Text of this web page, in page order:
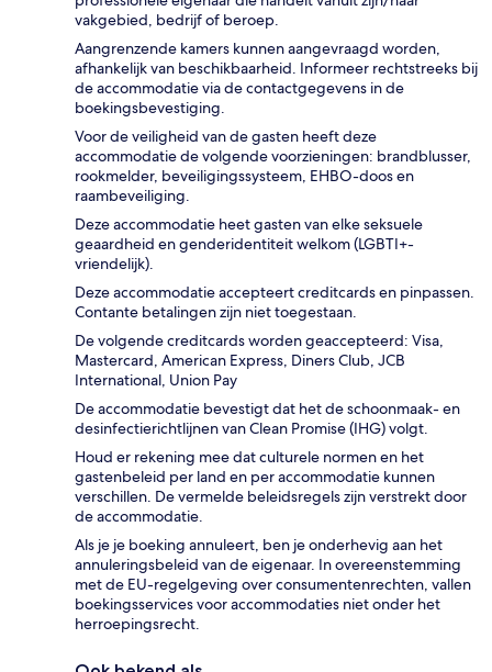
vakgebied, bedrijf of beroep.
Aangrenzende kamers kunnen aangevraagd worden,
afhankelijk van beschikbaarheid. Informeer rechtstreeks bij
de accommodatie via de contactgegevens in de
boekingsbevestiging.
Voor de veiligheid van de gasten heeft deze
accommodatie de volgende voorzieningen: brandblusser,
rookmelder, beveiligingssysteem, EHBO-doos en
raambeveiliging.
Deze accommodatie heet gasten van elke seksuele
geaardheid en genderidentiteit welkom (LGBTI+-
vriendelijk).
Deze accommodatie accepteert creditcards en pinpassen.
Contante betalingen zijn niet toegestaan.
De volgende creditcards worden geaccepteerd: Visa,
Mastercard, American Express, Diners Club, JCB
International, Union Pay
De accommodatie bevestigt dat het de schoonmaak- en
desinfectierichtlijnen van Clean Promise (IHG) volgt.
Houd er rekening mee dat culturele normen en het
gastenbeleid per land en per accommodatie kunnen
verschillen. De vermelde beleidsregels zijn verstrekt door
de accommodatie.
Als je je boeking annuleert, ben je onderhevig aan het
annuleringsbeleid van de eigenaar. In overeenstemming
met de EU-regelgeving over consumentenrechten, vallen
boekingsservices voor accommodaties niet onder het
herroepingsrecht.